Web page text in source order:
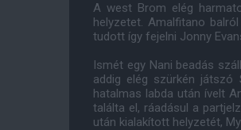
A west Brom elég
helyzetet. Amalfitano
tudott így fejelni Jonny
Ismét egy Nani beadás
addig elég szürkén játszó
hatalmas labda után ívelt
találta el, ráadásul a
után kialakított helyzetét,